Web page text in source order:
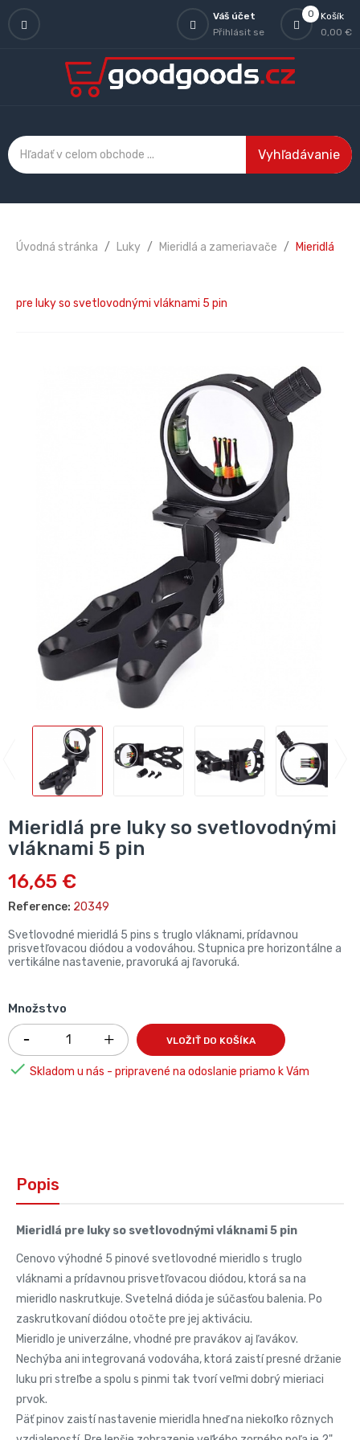
0
Košík
0,00 €
Váš účet
Přihlásit se
Vyhľadávanie
Úvodná stránka Luky Mieridlá a zameriavače Mieridlá
pre luky so svetlovodnými vláknami 5 pin
Mieridlá pre luky so svetlovodnými
vláknami 5 pin
16,65 €
Reference: 20349
Svetlovodné mieridlá 5 pins s truglo vláknami, prídavnou
prisvetľovacou diódou a vodováhou. Stupnica pre horizontálne a
vertikálne nastavenie, pravoruká aj ľavoruká.
Množstvo
VLOŽIŤ DO KOŠÍKA
 Skladom u nás - pripravené na odoslanie priamo k Vám
Popis
Mieridlá pre luky so svetlovodnými vláknami 5 pin
Cenovo výhodné 5 pinové svetlovodné mieridlo s truglo
vláknami a prídavnou prisvetľovacou diódou, ktorá sa na
mieridlo naskrutkuje. Svetelná dióda je súčasťou balenia. Po
zaskrutkovaní diódou otočte pre jej aktiváciu.
Mieridlo je univerzálne, vhodné pre pravákov aj ľavákov.
Nechýba ani integrovaná vodováha, ktorá zaistí presné držanie
luku pri streľbe a spolu s pinmi tak tvorí veľmi dobrý mieriaci
prvok.
Päť pinov zaistí nastavenie mieridla hneď na niekoľko rôznych